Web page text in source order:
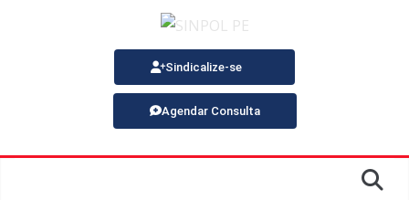
MINUTA DA LEI ORGÂNICA
Nota de Pesar sobre o falecimento de Gonçalo, um dos
fundadores do SINPOL
SINPOL e CAMPOL promovem 2º Curso de Tiro Policial,
no dia 9 de outubro
Sindicalize-se
Agendar Consulta